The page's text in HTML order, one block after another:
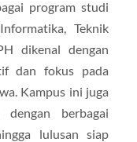
program studi
Teknik
dikenal dengan
dan fokus pada
Kampus ini juga
berbagai
lulusan siap